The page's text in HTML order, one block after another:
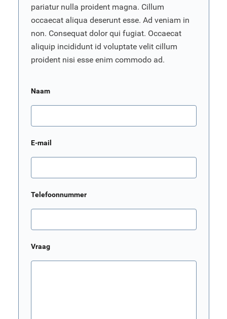
pariatur nulla proident magna. Cillum
occaecat aliqua deserunt esse. Ad veniam in
non. Consequat dolor qui fugiat. Occaecat
aliquip incididunt id voluptate velit cillum
proident nisi esse enim commodo ad.
Naam
E-mail
Telefoonnummer
Vraag